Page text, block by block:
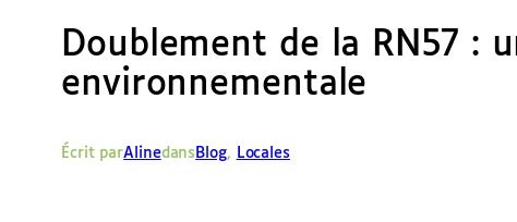
Doublement de la RN57 :
environnementale
Écrit parAlinedans Blog, Locales